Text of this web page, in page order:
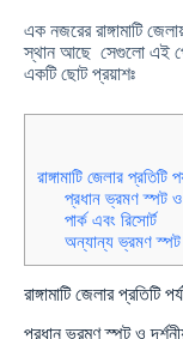
এক নজরের রাঙ্গামাটি
স্থান আছে সেগুলো এই
একটি ছোট প্রয়াশঃ
রাঙ্গামাটি জেলার
প্রধান ভ্রমণ স্পট ও
পার্ক এবং রিসোর্ট
অন্যান্য ভ্রমণ স্পট
রাঙ্গামাটি জেলার প্রতিটি
প্রধান ভ্রমণ স্পট ও